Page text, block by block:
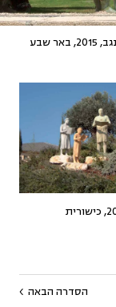
שבע
הסדרה הבאה